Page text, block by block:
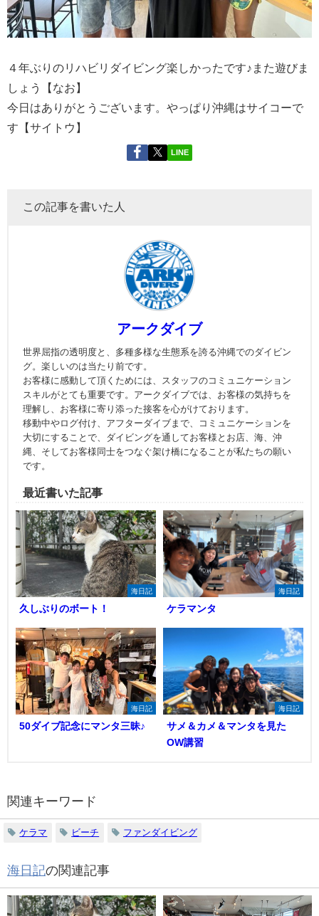
４年ぶりのリハビリダイビング楽しかったです♪また遊びま
しょう【なお】
今日はありがとうございます。やっぱり沖縄はサイコーで
す【サイトウ】
LINE
この記事を書いた人
アークダイブ
世界屈指の透明度と、多種多様な生態系を誇る沖縄でのダイビン
グ。楽しいのは当たり前です。
お客様に感動して頂くためには、スタッフのコミュニケーション
スキルがとても重要です。アークダイブでは、お客様の気持ちを
理解し、お客様に寄り添った接客を心がけております。
移動中やログ付け、アフターダイブまで、コミュニケーションを
大切にすることで、ダイビングを通してお客様とお店、海、沖
縄、そしてお客様同士をつなぐ架け橋になることが私たちの願い
です。
最近書いた記事
海日記
久しぶりのボート！
海日記
ケラマンタ
海日記
50ダイブ記念にマンタ三昧♪
海日記
サメ＆カメ＆マンタを見た
OW講習
関連キーワード
ケラマ ビーチ ファンダイビング
海日記の関連記事